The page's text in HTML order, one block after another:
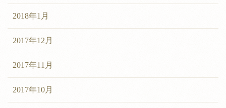
2018年1月
2017年12月
2017年11月
2017年10月